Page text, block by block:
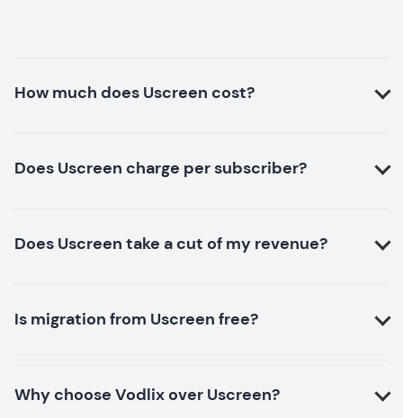
How much does Uscreen cost?
Does Uscreen charge per subscriber?
Does Uscreen take a cut of my revenue?
Is migration from Uscreen free?
Why choose Vodlix over Uscreen?